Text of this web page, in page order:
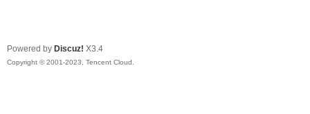
Powered by Discuz! X3.4
Copyright © 2001-2023, Tencent Cloud.